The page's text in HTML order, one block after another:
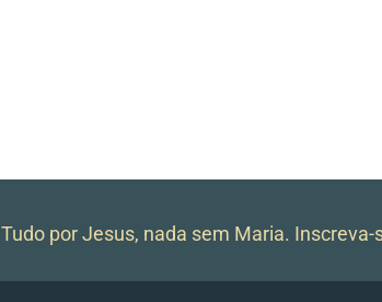
Tudo por Jesus, nada sem Maria.